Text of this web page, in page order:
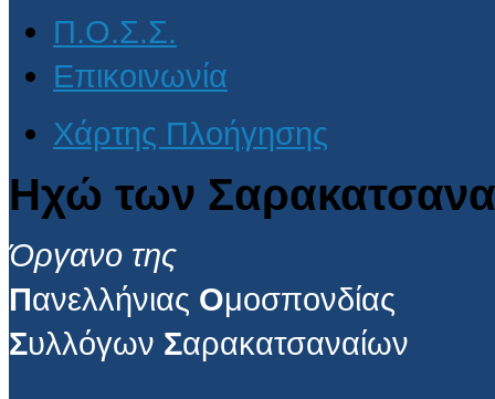
Π.Ο.Σ.Σ.
Επικοινωνία
Χάρτης Πλοήγησης
Ηχώ των
Όργανο της
Πανελλήνιας Ομοσπονδίας
Συλλόγων Σαρακατσαναίων